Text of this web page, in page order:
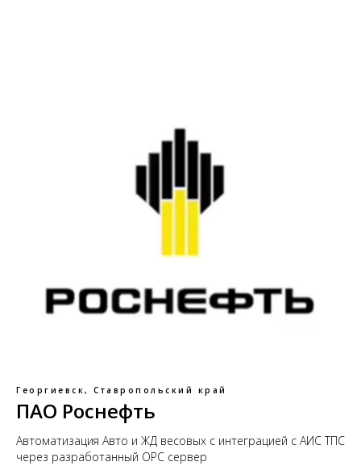
Георгиевск, Ставропольский край
ПАО Роснефть
Автоматизация Авто и ЖД весовых с интеграцией с АИС ТПС
через разработанный ОРС сервер